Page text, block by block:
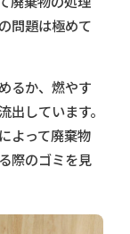
問題は極めて
るか、燃やす
しています。
よって廃棄物
際のゴミを見